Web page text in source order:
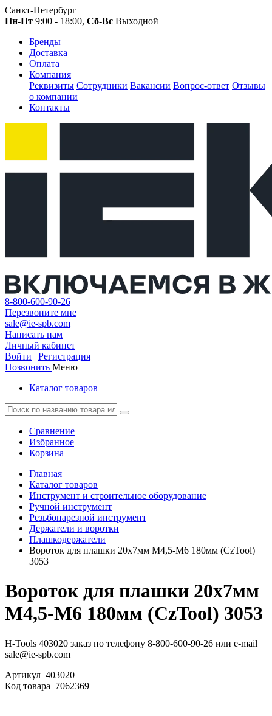
Санкт-Петербург
Пн-Пт 9:00 - 18:00, Сб-Вс Выходной
Бренды
Доставка
Оплата
Компания
Реквизиты Сотрудники Вакансии Вопрос-ответ Отзывы
о компании
Контакты
8-800-600-90-26
Перезвоните мне
sale@ie-spb.com
Написать нам
Личный кабинет
Войти | Регистрация
Позвонить Меню
Каталог товаров
Сравнение
Избранное
Корзина
Главная
Каталог товаров
Инструмент и строительное оборудование
Ручной инструмент
Резьбонарезной инструмент
Держатели и воротки
Плашкодержатели
Вороток для плашки 20х7мм М4,5-М6 180мм (CzTool)
3053
Вороток для плашки 20х7мм
М4,5-М6 180мм (CzTool) 3053
H-Tools 403020 заказ по телефону 8-800-600-90-26 или e-mail
sale@ie-spb.com
Артикул 403020
Код товара 7062369